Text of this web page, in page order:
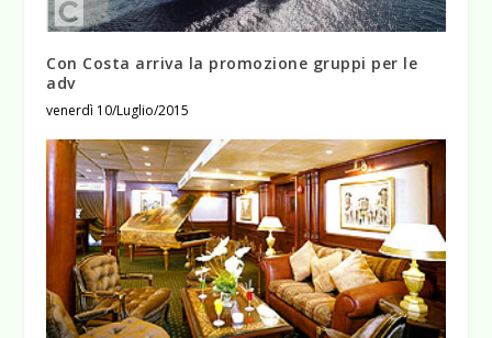
Con Costa arriva la promozione gruppi per le
adv
venerdì 10/Luglio/2015